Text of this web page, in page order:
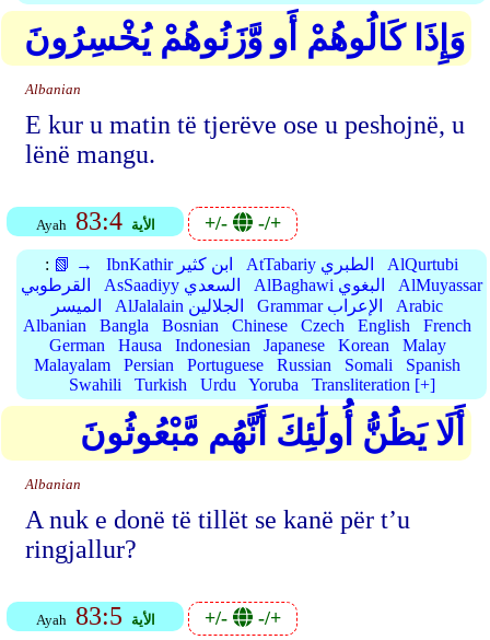
وَإِذَا كَالُوهُمْ أَو وَّزَنُوهُمْ يُخْسِرُونَ
Albanian
E kur u matin të tjerëve ose u peshojnë, u
lënë mangu.
Ayah 83:4 الأية +/- -/+
: 📗 → IbnKathir ابن كثير AtTabariy الطبري
AlQurtubi
القرطوبي
AsSaadiyy السعدي AlBaghawi البغوي
AlMuyassar
الميسر
AlJalalain الجلالين Grammar الإعراب
Arabic
Albanian
Bangla Bosnian Chinese Czech English
French
German
Hausa Indonesian Japanese Korean
Malay
Malayalam
Persian Portuguese Russian Somali
Spanish
Swahili
Turkish Urdu Yoruba Transliteration [+]
أَلَا يَظُنُّ أُولَٰئِكَ أَنَّهُم مَّبْعُوثُونَ
Albanian
A nuk e donë të tillët se kanë për t’u
ringjallur?
Ayah 83:5 الأية +/- -/+